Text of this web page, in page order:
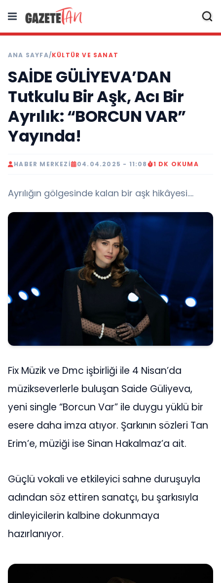
ANA SAYFA/KÜLTÜR VE SANAT
SAİDE GÜLİYEVA’DAN
Tutkulu Bir Aşk, Acı Bir
Ayrılık: “BORCUN VAR”
Yayında!
HABER MERKEZI 04.04.2025 - 11:08 1 DK OKUMA
Ayrılığın gölgesinde kalan bir aşk hikâyesi….
Fix Müzik ve Dmc işbirliği ile 4 Nisan’da
müzikseverlerle buluşan Saide Güliyeva,
yeni single “Borcun Var” ile duygu yüklü bir
esere daha imza atıyor. Şarkının sözleri Tan
Erim’e, müziği ise Sinan Hakalmaz’a ait.
Güçlü vokali ve etkileyici sahne duruşuyla
adından söz ettiren sanatçı, bu şarkısıyla
dinleyicilerin kalbine dokunmaya
hazırlanıyor.